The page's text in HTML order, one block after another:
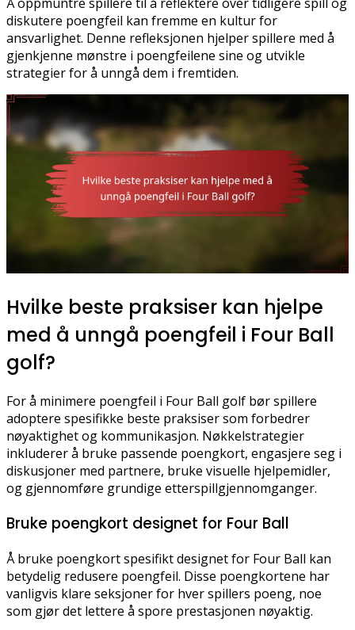
diskutere poengfeil kan fremme en kultur for
ansvarlighet. Denne refleksjonen hjelper spillere med å
gjenkjenne mønstre i poengfeilene sine og utvikle
strategier for å unngå dem i fremtiden.
Hvilke beste praksiser kan hjelpe
med å unngå poengfeil i Four Ball
golf?
For å minimere poengfeil i Four Ball golf bør spillere
adoptere spesifikke beste praksiser som forbedrer
nøyaktighet og kommunikasjon. Nøkkelstrategier
inkluderer å bruke passende poengkort, engasjere seg i
diskusjoner med partnere, bruke visuelle hjelpemidler,
og gjennomføre grundige etterspillgjennomganger.
Bruke poengkort designet for Four Ball
Å bruke poengkort spesifikt designet for Four Ball kan
betydelig redusere poengfeil. Disse poengkortene har
vanligvis klare seksjoner for hver spillers poeng, noe
som gjør det lettere å spore prestasjonen nøyaktig.